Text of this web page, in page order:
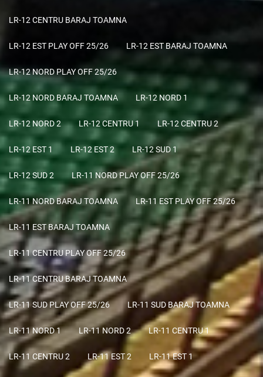
LR-12 CENTRU BARAJ TOAMNA
LR-12 EST PLAY OFF 25/26 LR-12 EST BARAJ TOAMNA
LR-12 NORD PLAY OFF 25/26
LR-12 NORD BARAJ TOAMNA LR-12 NORD 1
LR-12 NORD 2 LR-12 CENTRU 1 LR-12 CENTRU 2
LR-12 EST 1 LR-12 EST 2 LR-12 SUD 1
LR-12 SUD 2 LR-11 NORD PLAY OFF 25/26
LR-11 NORD BARAJ TOAMNA LR-11 EST PLAY OFF 25/26
LR-11 EST BARAJ TOAMNA
LR-11 CENTRU PLAY OFF 25/26
LR-11 CENTRU BARAJ TOAMNA
LR-11 SUD PLAY OFF 25/26 LR-11 SUD BARAJ TOAMNA
LR-11 NORD 1 LR-11 NORD 2 LR-11 CENTRU 1
LR-11 CENTRU 2 LR-11 EST 2 LR-11 EST 1